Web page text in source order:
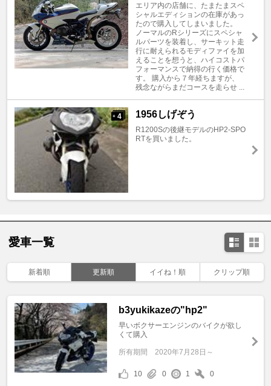
エリア内の店舗に、たまたまスペ
シャルエディションの在庫があっ
たので購入してしまいました。
ノーマルのRシリーズにスペシャ
ルパーツを装着し、サーキット走
行に耐えられるモディファイを加
えることを想うと、ハイコストパ
フォーマンスで納得の行く価格で
す。 購入から７年経ちますが、
残念ながらまだコースを走らせ ...
+ 4 1956しげぞう
R1200Sの後継モデルのHP2-SPO
RTを買いました。
愛車一覧
新着順 更新順 イイね！順 クリップ順
b3yukikazeの"hp2"
早いボクサーエンジンのバイクが欲し
くて購入
所有期間 2020年7月28日～
10 0 1 0